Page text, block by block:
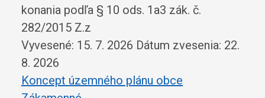
konania podľa § 10 ods. 1a3 zák. č.
282/2015 Z.z
Vyvesené: 15. 7. 2026 Dátum zvesenia: 22.
8. 2026
Koncept územného plánu obce